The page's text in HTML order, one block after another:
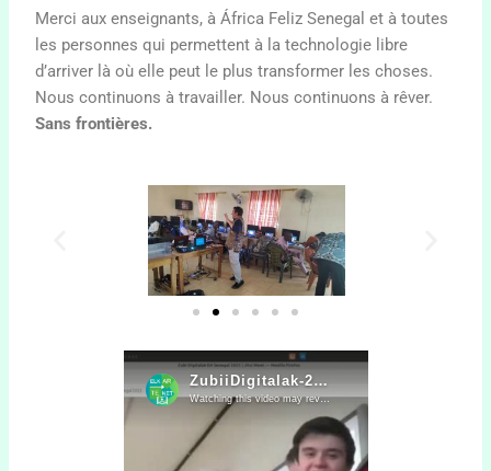
Merci aux enseignants, à África Feliz Senegal et à toutes
les personnes qui permettent à la technologie libre
d’arriver là où elle peut le plus transformer les choses.
Nous continuons à travailler. Nous continuons à rêver.
Sans frontières.